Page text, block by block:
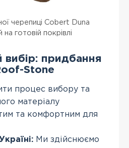
черепиці Cobert Duna
готовій покрівлі
вибір: придбання
Stone
процес вибору та
матеріалу
та комфортним для
Ми здійснюємо